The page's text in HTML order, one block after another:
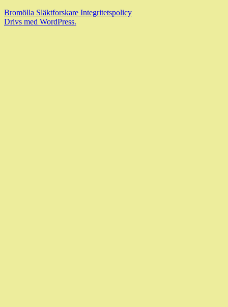
Bromölla Släktforskare Integritetspolicy
Drivs med WordPress.